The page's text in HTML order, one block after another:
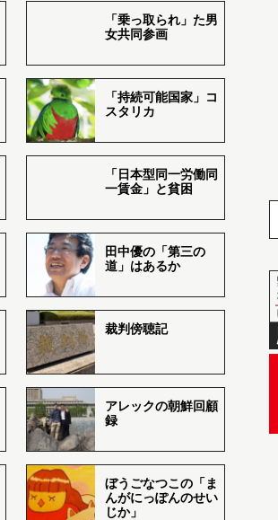
「乗っ取られ」た男
女共同参画
「持続可能国家」コ
スタリカ
「日本型同一労働同
一賃金」と貧困
田中優の「第三の
道」はあるか
裁判傍聴記
アレックの朝鮮回顧
録
ぼうごなつこの「ま
んがにっぽんのせい
じか」